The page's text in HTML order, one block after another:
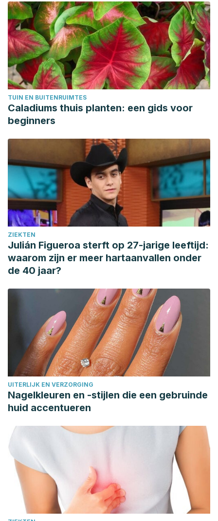
TUIN EN BUITENRUIMTES
Caladiums thuis planten: een gids voor
beginners
ZIEKTEN
Julián Figueroa sterft op 27-jarige leeftijd:
waarom zijn er meer hartaanvallen onder
de 40 jaar?
UITERLIJK EN VERZORGING
Nagelkleuren en -stijlen die een gebruinde
huid accentueren